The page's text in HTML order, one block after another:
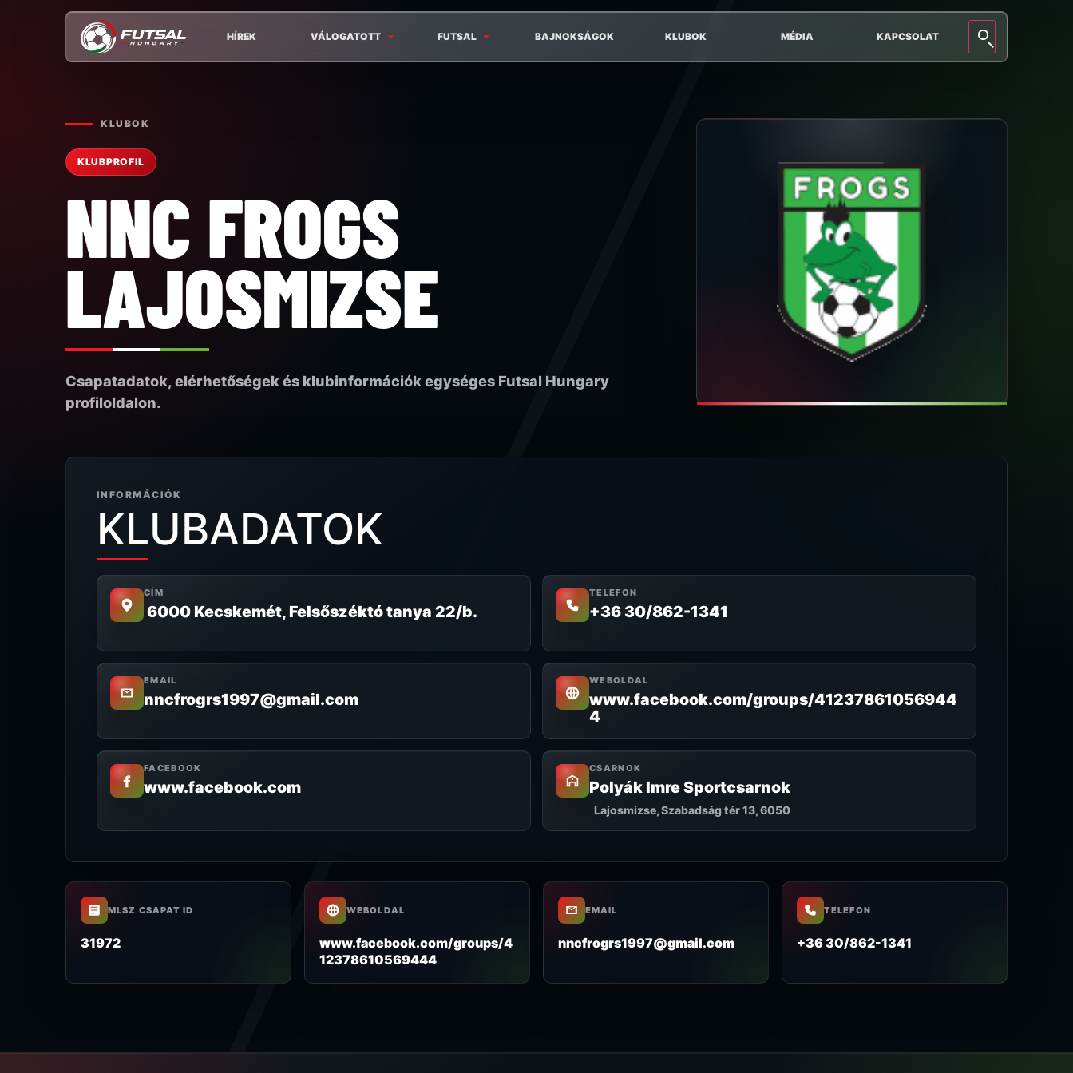
HÍREK VÁLOGATOTT FUTSAL BAJNOKSÁGOK KLUBOK MÉDIA KAPCSOLAT
KLUBOK
KLUBPROFIL
NNC FROGS
LAJOSMIZSE
Csapatadatok, elérhetőségek és klubinformációk egységes Futsal Hungary
profiloldalon.
INFORMÁCIÓK
KLUBADATOK
CÍM
6000 Kecskemét, Felsőszéktó tanya 22/b.
TELEFON
+36 30/862-1341
EMAIL
nncfrogrs1997@gmail.com
WEBOLDAL
www.facebook.com/groups/41237861056944
4
FACEBOOK
www.facebook.com
CSARNOK
Polyák Imre Sportcsarnok
Lajosmizse, Szabadság tér 13, 6050
MLSZ CSAPAT ID
31972
WEBOLDAL
www.facebook.com/groups/4
12378610569444
EMAIL
nncfrogrs1997@gmail.com
TELEFON
+36 30/862-1341